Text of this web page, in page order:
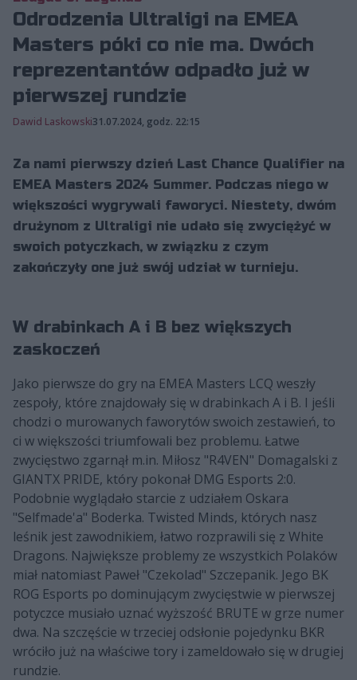
Odrodzenia Ultraligi na EMEA
Masters póki co nie ma. Dwóch
reprezentantów odpadło już w
pierwszej rundzie
Dawid Laskowski31.07.2024, godz. 22:15
Za nami pierwszy dzień Last Chance Qualifier na
EMEA Masters 2024 Summer. Podczas niego w
większości wygrywali faworyci. Niestety, dwóm
drużynom z Ultraligi nie udało się zwyciężyć w
swoich potyczkach, w związku z czym
zakończyły one już swój udział w turnieju.
W drabinkach A i B bez większych
zaskoczeń
Jako pierwsze do gry na EMEA Masters LCQ weszły
zespoły, które znajdowały się w drabinkach A i B. I jeśli
chodzi o murowanych faworytów swoich zestawień, to
ci w większości triumfowali bez problemu. Łatwe
zwycięstwo zgarnął m.in. Miłosz "R4VEN" Domagalski z
GIANTX PRIDE, który pokonał DMG Esports 2:0.
Podobnie wyglądało starcie z udziałem Oskara
"Selfmade'a" Boderka. Twisted Minds, których nasz
leśnik jest zawodnikiem, łatwo rozprawili się z White
Dragons. Największe problemy ze wszystkich Polaków
miał natomiast Paweł "Czekolad" Szczepanik. Jego BK
ROG Esports po dominującym zwycięstwie w pierwszej
potyczce musiało uznać wyższość BRUTE w grze numer
dwa. Na szczęście w trzeciej odsłonie pojedynku BKR
wróciło już na właściwe tory i zameldowało się w drugiej
rundzie.